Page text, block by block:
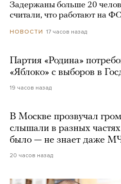
Задержаны больше 20
считали, что работают на
НОВОСТИ 17 часов назад
Партия «Родина»
«Яблоко» с выборов в
19 часов назад
В Москве прозвучал
слышали в разных частях
было — не знает даже
20 часов назад